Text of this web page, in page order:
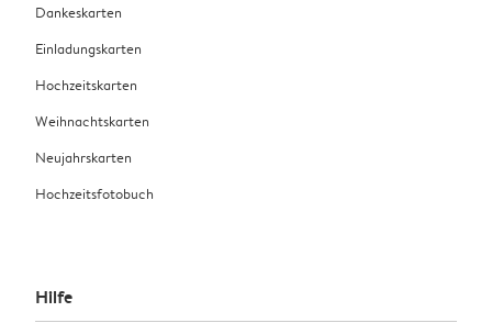
Dankeskarten
Einladungskarten
Hochzeitskarten
Weihnachtskarten
Neujahrskarten
Hochzeitsfotobuch
Hilfe